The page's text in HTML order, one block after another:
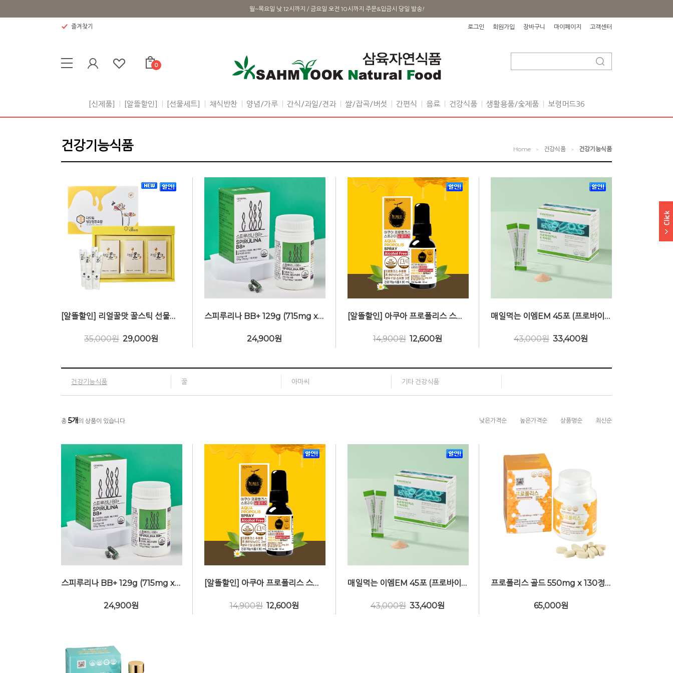
월~목요일 낮 12시까지 / 금요일 오전 10시까지 주문&입금시 당일 발송!
즐겨찾기 로그인 회원가입 장바구니 마이페이지 고객센터
0
[신제품] [알뜰할인] [선물세트] 채식반찬 양념/가루 간식/과일/견과 쌀/잡곡/버섯 간편식 음료 건강식품 생활용품/숯제품 보령머드36
건강기능식품 Home > 건강식품 > 건강기능식품
[알뜰할인] 리얼꿀맛 꿀스틱 선물세트 (국산 천연 아카시아벌꿀 스틱 12g x30포)
35,000원 29,000원
스피루리나 BB+ 129g (715mg x180캡슐, 3개월분) - 피부건강 항산화
24,900원
[알뜰할인] 아쿠아 프로폴리스 스프레이 30ml (호주산)
14,900원 12,600원
매일먹는 이엠EM 45포 (프로바이오틱스&비타민C 2g X 45포)
43,000원 33,400원
건강기능식품 꿀 아마씨 기타 건강식품
총 5개의 상품이 있습니다. 낮은가격순 높은가격순 상품명순 최신순
스피루리나 BB+ 129g (715mg x180캡슐, 3개월분) - 피부건강 항산화
24,900원
[알뜰할인] 아쿠아 프로폴리스 스프레이 30ml (호주산)
14,900원 12,600원
매일먹는 이엠EM 45포 (프로바이오틱스&비타민C 2g X 45포)
43,000원 33,400원
프로폴리스 골드 550mg x 130정 (*브라질&호주산 혼합)
65,000원